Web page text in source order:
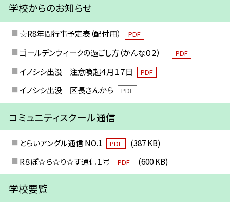
学校からのお知らせ
☆R8年間行事予定表（配付用） PDF
ゴールデンウィークの過ごし方（かんな０２） PDF
イノシシ出没 注意喚起４月１７日 PDF
イノシシ出没 区長さんから PDF
コミュニティスクール通信
とらいアングル通信 NO.1 PDF
(387 KB)
R８ぽ☆ら☆り☆す通信１号
PDF (600 KB)
学校要覧